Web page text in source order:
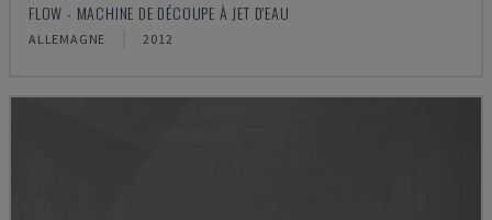
FLOW - MACHINE DE DÉCOUPE À JET D'EAU
ALLEMAGNE 2012